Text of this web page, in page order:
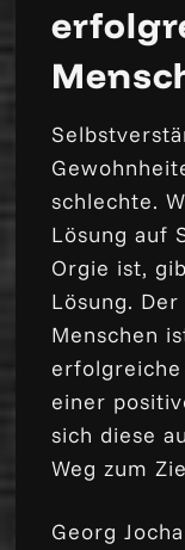
schlechte.
Lösung auf
Orgie ist,
Lösung.
Menschen
einer
sich diese
Weg zum
Georg